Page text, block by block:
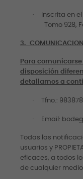
·
Inscrita en
Tomo 928,
3.
Para
disposición
detallamos a
· Tfno.:
· Email:
Todas las
usuarios y
eficaces, a todos
de cualquier